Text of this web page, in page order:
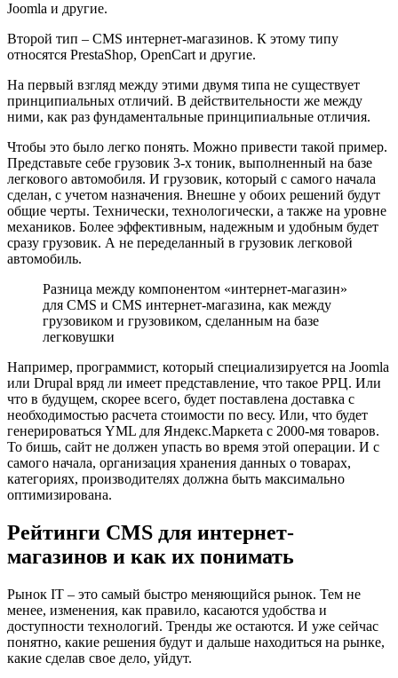
Joomla и другие.
Второй тип – CMS интернет-магазинов. К этому типу
относятся PrestaShop, OpenCart и другие.
На первый взгляд между этими двумя типа не существует
принципиальных отличий. В действительности же между
ними, как раз фундаментальные принципиальные отличия.
Чтобы это было легко понять. Можно привести такой пример.
Представьте себе грузовик 3-х тоник, выполненный на базе
легкового автомобиля. И грузовик, который с самого начала
сделан, с учетом назначения. Внешне у обоих решений будут
общие черты. Технически, технологически, а также на уровне
механиков. Более эффективным, надежным и удобным будет
сразу грузовик. А не переделанный в грузовик легковой
автомобиль.
Разница между компонентом «интернет-магазин»
для CMS и CMS интернет-магазина, как между
грузовиком и грузовиком, сделанным на базе
легковушки
Например, программист, который специализируется на Joomla
или Drupal вряд ли имеет представление, что такое РРЦ. Или
что в будущем, скорее всего, будет поставлена доставка с
необходимостью расчета стоимости по весу. Или, что будет
генерироваться YML для Яндекс.Маркета с 2000-мя товаров.
То бишь, сайт не должен упасть во время этой операции. И с
самого начала, организация хранения данных о товарах,
категориях, производителях должна быть максимально
оптимизирована.
Рейтинги CMS для интернет-
магазинов и как их понимать
Рынок IT – это самый быстро меняющийся рынок. Тем не
менее, изменения, как правило, касаются удобства и
доступности технологий. Тренды же остаются. И уже сейчас
понятно, какие решения будут и дальше находиться на рынке,
какие сделав свое дело, уйдут.